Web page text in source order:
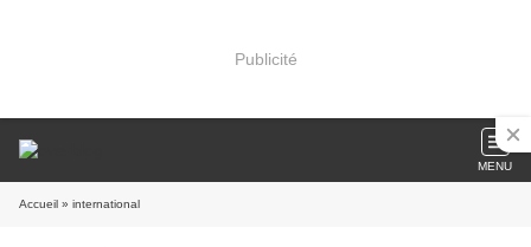
Publicité
MENU
Accueil » international